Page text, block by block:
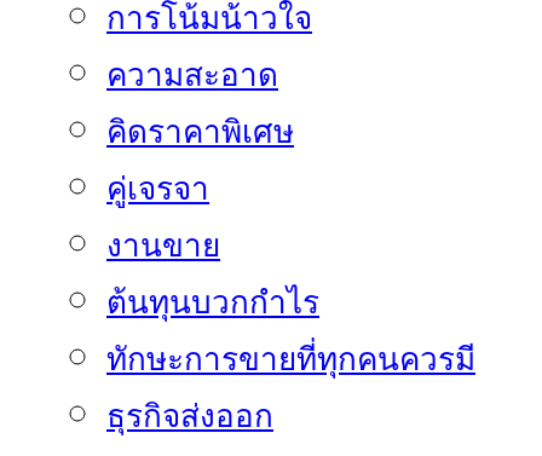
การโน้มน้าวใจ
ความสะอาด
คิดราคาพิเศษ
คู่เจรจา
งานขาย
ต้นทุนบวกกำไร
ทักษะการขายที่ทุกคนควรมี
ธุรกิจส่งออก